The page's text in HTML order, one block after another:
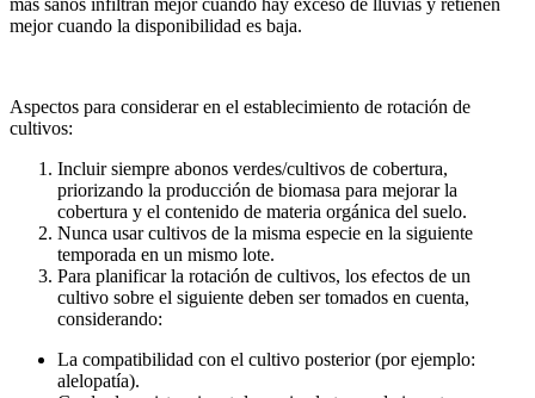
más sanos infiltran mejor cuando hay exceso de lluvias y retienen
mejor cuando la disponibilidad es baja.
Aspectos para considerar en el establecimiento de rotación de
cultivos:
Incluir siempre abonos verdes/cultivos de cobertura,
priorizando la producción de biomasa para mejorar la
cobertura y el contenido de materia orgánica del suelo.
Nunca usar cultivos de la misma especie en la siguiente
temporada en un mismo lote.
Para planificar la rotación de cultivos, los efectos de un
cultivo sobre el siguiente deben ser tomados en cuenta,
considerando:
La compatibilidad con el cultivo posterior (por ejemplo:
alelopatía).